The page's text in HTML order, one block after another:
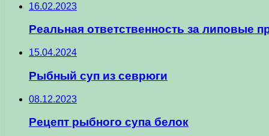
16.02.2023
Реальная ответственность за липовые
15.04.2024
Рыбный суп из севрюги
08.12.2023
Рецепт рыбного супа белок